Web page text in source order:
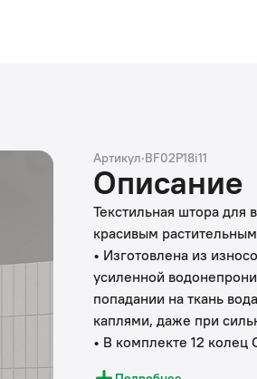
Артикул·BF02P18i11
Описание
Текстильная штора для
красивым
• Изготовлена из
усиленной
попадании на ткань
каплями, даже при
• В комплекте 12